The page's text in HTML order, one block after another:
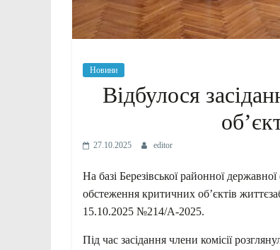
Новини
Відбулося
27.10.2025 editor
На базі Березівської районної державної
обстеження критичних об’єктів
15.10.2025 №214/А-2025.
Під час засідання члени комісії